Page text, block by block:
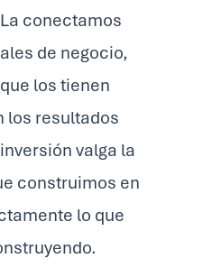
conectamos
de negocio,
los tienen
los resultados
valga la
construimos en
lo que